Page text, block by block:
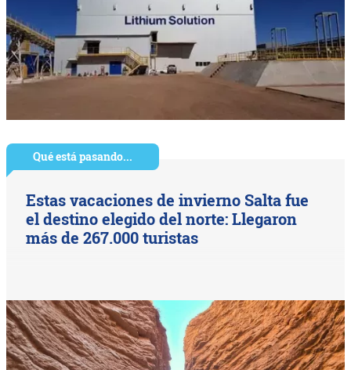
Qué está pasando...
Estas vacaciones de invierno Salta fue
el destino elegido del norte: Llegaron
más de 267.000 turistas